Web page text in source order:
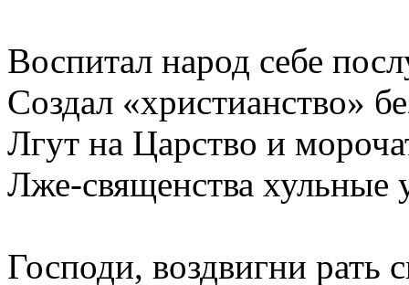
Воспитал народ себе
Создал «христианство»
Лгут на Царство и
Лже-священства хульные
Господи, воздвигни рать